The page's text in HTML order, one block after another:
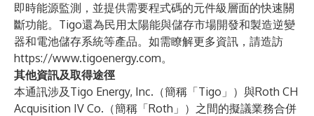
即時能源監測，並提供需要程式碼的元件級層面的快速關
斷功能。Tigo還為民用太陽能與儲存市場開發和製造逆變
器和電池儲存系統等產品。如需瞭解更多資訊，請造訪
https://www.tigoenergy.com。
其他資訊及取得途徑
本通訊涉及Tigo Energy, Inc.（簡稱「Tigo」）與Roth CH
Acquisition IV Co.（簡稱「Roth」）之間的擬議業務合併